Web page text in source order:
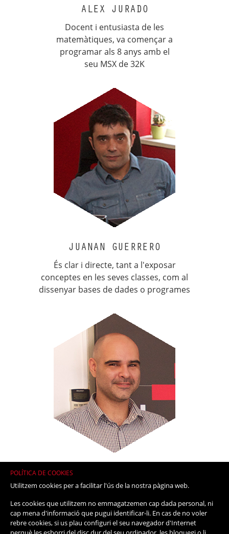
POLÍTICA DE COOKIES
Utilitzem cookies per a facilitar l'ús de la nostra pàgina web.
Les cookies que utilitzem no emmagatzemen cap dada personal, ni
cap mena d'informació que pugui identificar-li. En cas de no voler
rebre cookies, si us plau configuri el seu navegador d'Internet
ALEX JURADO
Docent i entusiasta de les
matemàtiques, va començar a
programar als 8 anys amb el
seu MSX de 32K
JUANAN GUERRERO
És clar i directe, tant a l'exposar
conceptes en les seves classes, com al
dissenyar bases de dades o programes
Robust i rigorós, gaudeix amb una
bona arquitectura software o escalant
una aplicació distribuïda